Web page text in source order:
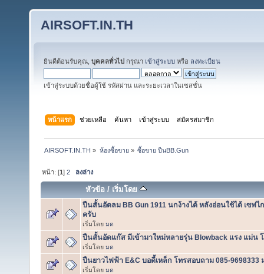
AIRSOFT.IN.TH
ยินดีต้อนรับคุณ, บุคคลทั่วไป กรุณา เข้าสู่ระบบ หรือ ลงทะเบียน
เข้าสู่ระบบด้วยชื่อผู้ใช้ รหัสผ่าน และระยะเวลาในเซสชั่น
หน้าแรก ช่วยเหลือ ค้นหา เข้าสู่ระบบ สมัครสมาชิก
AIRSOFT.IN.TH » ห้องซื้อขาย» ซื้อขาย ปืนBB.Gun
หน้า: [1]2 ลงล่าง
หัวข้อ / เริ่มโดย
ปืนสั้นอัดลม BB Gun 1911 นกง้างได้ หลังอ่อนใช้ได้ เซฟไ
ครับ
เริ่มโดย มด
ปืนสั้นอัดแก๊ส มีเข้ามาใหม่หลายรุ่น Blowback แรง แม่น โ
เริ่มโดย มด
ปืนยาวไฟฟ้า E&C บอดี้เหล็ก โทรสอบถาม 085-9698333
เริ่มโดย มด